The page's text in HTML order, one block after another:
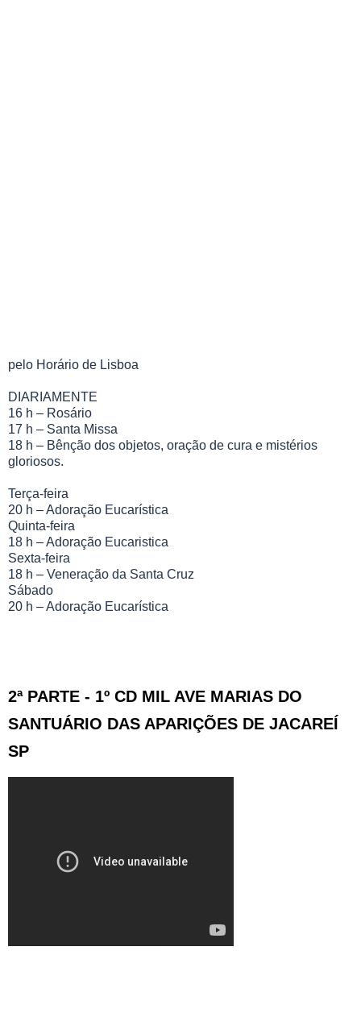
pelo Horário de Lisboa
DIARIAMENTE
16 h – Rosário
17 h – Santa Missa
18 h – Bênção dos objetos, oração de cura e mistérios
gloriosos.
Terça-feira
20 h – Adoração Eucarística
Quinta-feira
18 h – Adoração Eucaristica
Sexta-feira
18 h – Veneração da Santa Cruz
Sábado
20 h – Adoração Eucarística
2ª PARTE - 1º CD MIL AVE MARIAS DO
SANTUÁRIO DAS APARIÇÕES DE JACAREÍ
SP